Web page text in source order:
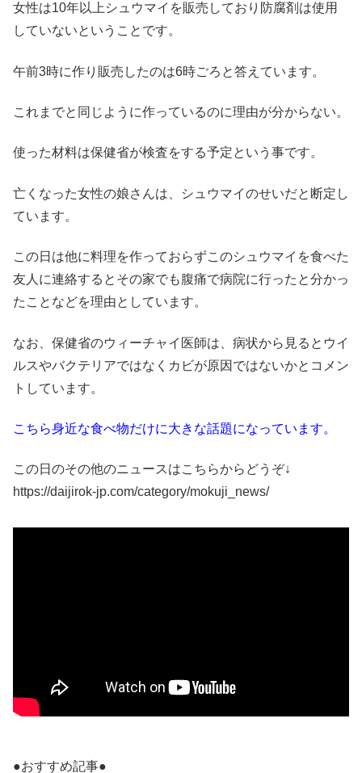
女性は10年以上シュウマイを販売しており防腐剤は使用
していないということです。
午前3時に作り販売したのは6時ごろと答えています。
これまでと同じように作っているのに理由が分からない。
使った材料は保健省が検査をする予定という事です。
亡くなった女性の娘さんは、シュウマイのせいだと断定し
ています。
この日は他に料理を作っておらずこのシュウマイを食べた
友人に連絡するとその家でも腹痛で病院に行ったと分かっ
たことなどを理由としています。
なお、保健省のウィーチャイ医師は、病状から見るとウイ
ルスやバクテリアではなくカビが原因ではないかとコメン
トしています。
こちら身近な食べ物だけに大きな話題になっています。
この日のその他のニュースはこちらからどうぞ↓
https://daijirok-jp.com/category/mokuji_news/
●おすすめ記事●